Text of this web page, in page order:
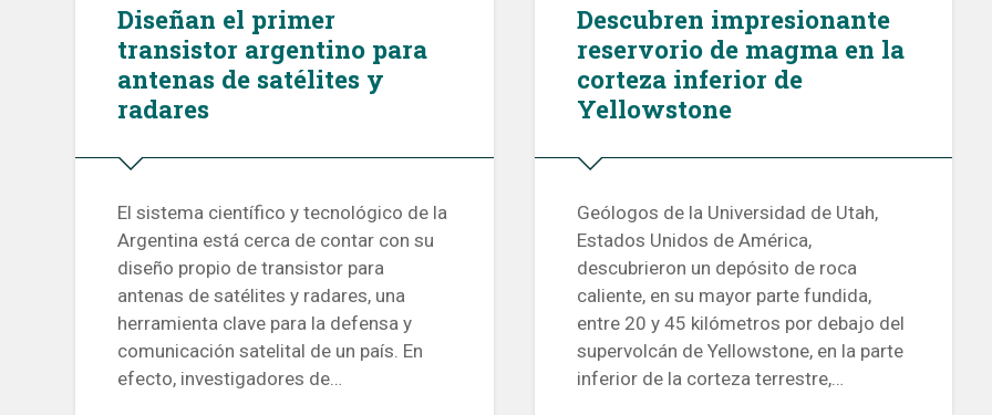
Diseñan el primer
transistor argentino para
antenas de satélites y
radares
El sistema científico y tecnológico de la
Argentina está cerca de contar con su
diseño propio de transistor para
antenas de satélites y radares, una
herramienta clave para la defensa y
comunicación satelital de un país. En
efecto, investigadores de…
Descubren impresionante
reservorio de magma en la
corteza inferior de
Yellowstone
Geólogos de la Universidad de Utah,
Estados Unidos de América,
descubrieron un depósito de roca
caliente, en su mayor parte fundida,
entre 20 y 45 kilómetros por debajo del
supervolcán de Yellowstone, en la parte
inferior de la corteza terrestre,…